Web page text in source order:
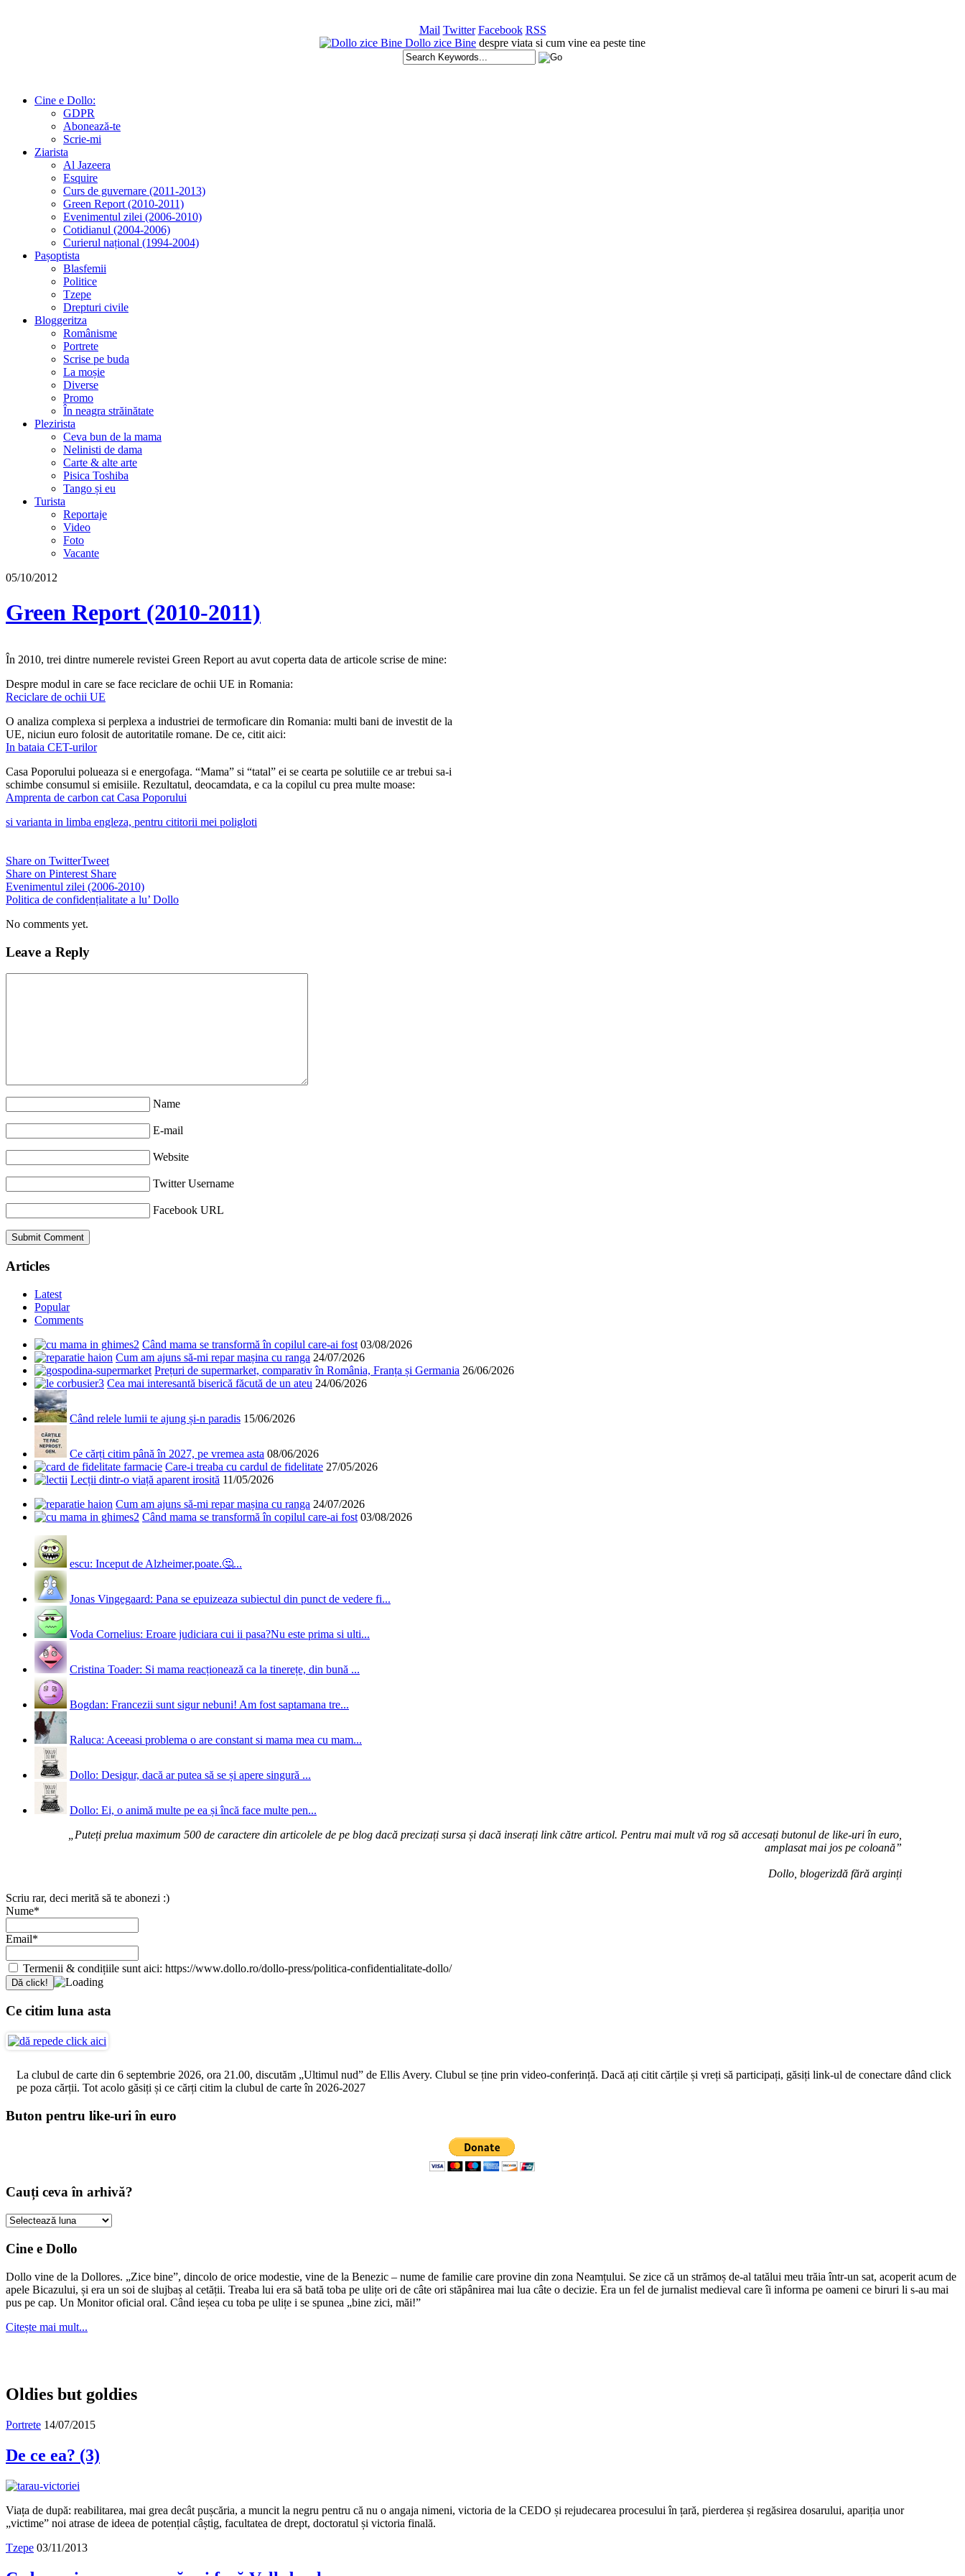
Mail Twitter Facebook RSS
Dollo zice Bine despre viata si cum vine ea peste tine
Cine e Dollo:
GDPR
Abonează-te
Scrie-mi
Ziarista
Al Jazeera
Esquire
Curs de guvernare (2011-2013)
Green Report (2010-2011)
Evenimentul zilei (2006-2010)
Cotidianul (2004-2006)
Curierul național (1994-2004)
Pașoptista
Blasfemii
Politice
Tzepe
Drepturi civile
Bloggeritza
Românisme
Portrete
Scrise pe buda
La moșie
Diverse
Promo
În neagra străinătate
Plezirista
Ceva bun de la mama
Nelinisti de dama
Carte & alte arte
Pisica Toshiba
Tango și eu
Turista
Reportaje
Video
Foto
Vacante
05/10/2012
Green Report (2010-2011)
În 2010, trei dintre numerele revistei Green Report au avut coperta data de articole scrise de mine:
Despre modul in care se face reciclare de ochii UE in Romania:
Reciclare de ochii UE
O analiza complexa si perplexa a industriei de termoficare din Romania: multi bani de investit de la
UE, niciun euro folosit de autoritatile romane. De ce, citit aici:
In bataia CET-urilor
Casa Poporului polueaza si e energofaga. “Mama” si “tatal” ei se cearta pe solutiile ce ar trebui sa-i
schimbe consumul si emisiile. Rezultatul, deocamdata, e ca la copilul cu prea multe moase:
Amprenta de carbon cat Casa Poporului
si varianta in limba engleza, pentru cititorii mei poligloti
Share on TwitterTweet
Share on Pinterest Share
Evenimentul zilei (2006-2010)
Politica de confidențialitate a lu’ Dollo
No comments yet.
Leave a Reply
Name
E-mail
Website
Twitter Username
Facebook URL
Articles
Latest
Popular
Comments
Când mama se transformă în copilul care-ai fost 03/08/2026
Cum am ajuns să-mi repar mașina cu ranga 24/07/2026
Prețuri de supermarket, comparativ în România, Franța și Germania 26/06/2026
Cea mai interesantă biserică făcută de un ateu 24/06/2026
Când relele lumii te ajung și-n paradis 15/06/2026
Ce cărți citim până în 2027, pe vremea asta 08/06/2026
Care-i treaba cu cardul de fidelitate 27/05/2026
Lecții dintr-o viață aparent irosită 11/05/2026
Cum am ajuns să-mi repar mașina cu ranga 24/07/2026
Când mama se transformă în copilul care-ai fost 03/08/2026
escu: Inceput de Alzheimer,poate.🤔...
Jonas Vingegaard: Pana se epuizeaza subiectul din punct de vedere fi...
Voda Cornelius: Eroare judiciara cui ii pasa?Nu este prima si ulti...
Cristina Toader: Si mama reacționează ca la tinerețe, din bună ...
Bogdan: Francezii sunt sigur nebuni! Am fost saptamana tre...
Raluca: Aceeasi problema o are constant si mama mea cu mam...
Dollo: Desigur, dacă ar putea să se și apere singură ...
Dollo: Ei, o animă multe pe ea și încă face multe pen...
„Puteți prelua maximum 500 de caractere din articolele de pe blog dacă precizați sursa și dacă inserați link către articol. Pentru mai mult vă rog să accesați butonul de like-uri în euro,
amplasat mai jos pe coloană”
Dollo, blogerizdă fără arginți
Scriu rar, deci merită să te abonezi :)
Nume*
Email*
Termenii & condițiile sunt aici: https://www.dollo.ro/dollo-press/politica-confidentialitate-dollo/
Ce citim luna asta
La clubul de carte din 6 septembrie 2026, ora 21.00, discutăm „Ultimul nud” de Ellis Avery. Clubul se ține prin video-conferință. Dacă ați citit cărțile și vreți să participați, găsiți link-ul de conectare dând click
pe poza cărții. Tot acolo găsiți și ce cărți citim la clubul de carte în 2026-2027
Buton pentru like-uri în euro
Cauți ceva în arhivă?
Cauți
în
Cine e Dollo
Dollo vine de la Dollores. „Zice bine”, dincolo de orice modestie, vine de la Benezic – nume de familie care provine din zona Neamțului. Se zice că un strămoș de-al tatălui meu trăia într-un sat, acoperit acum de
apele Bicazului, și era un soi de slujbaș al cetății. Treaba lui era să bată toba pe ulițe ori de câte ori stăpânirea mai lua câte o decizie. Era un fel de jurnalist medieval care îi informa pe oameni ce biruri li s-au mai
pus pe cap. Un Monitor oficial oral. Când ieșea cu toba pe ulițe i se spunea „bine zici, măi!”
Citește mai mult...
Oldies but goldies
Portrete 14/07/2015
De ce ea? (3)
Viața de după: reabilitarea, mai grea decât pușcăria, a muncit la negru pentru că nu o angaja nimeni, victoria de la CEDO și rejudecarea procesului în țară, pierderea și regăsirea dosarului, apariția unor
„victime” noi atrase de ideea de potențial câștig, facultatea de drept, doctoratul și victoria finală.
Tzepe 03/11/2013